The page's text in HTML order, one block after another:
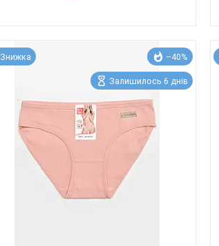
Знижка –40%
Залишилось 6 днів